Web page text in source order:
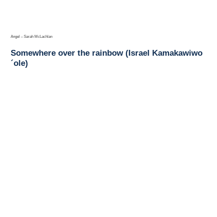
Angel – Sarah McLachlan
Somewhere over the rainbow (Israel Kamakawiwo
´ole)